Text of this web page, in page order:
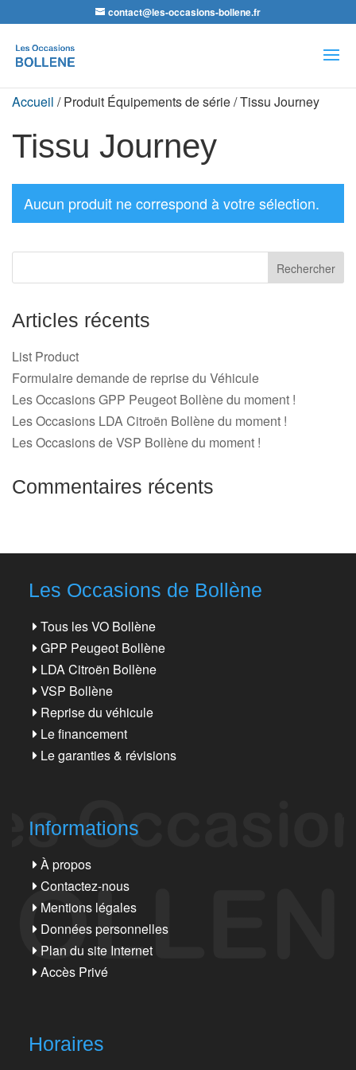
contact@les-occasions-bollene.fr
de
produits
Accueil / Produit Équipements de série / Tissu Journey
Tissu Journey
Aucun produit ne correspond à votre sélection.
Articles récents
List Product
Formulaire demande de reprise du Véhicule
Les Occasions GPP Peugeot Bollène du moment !
Les Occasions LDA Citroën Bollène du moment !
Les Occasions de VSP Bollène du moment !
Commentaires récents
Les Occasions de Bollène
Tous les VO Bollène
GPP Peugeot Bollène
LDA Citroën Bollène
VSP Bollène
Reprise du véhicule
Le financement
Le garanties & révisions
Informations
À propos
Contactez-nous
Mentions légales
Données personnelles
Plan du site Internet
Accès Privé
Horaires